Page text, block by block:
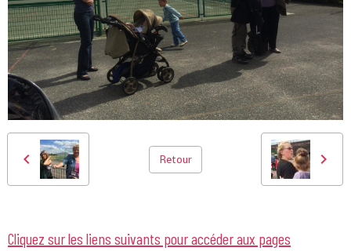
Retour
Cliquez sur les liens suivants pour accéder aux pages